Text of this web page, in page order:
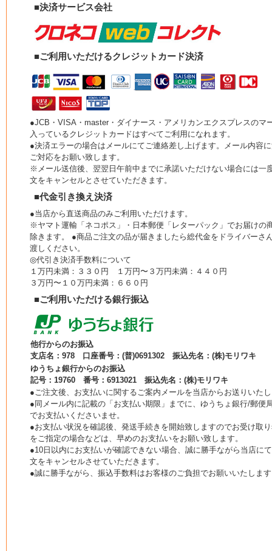
■決済サービス会社
■ご利用いただけるクレジットカード決済
●JCB・VISA・master・ダイナース・アメリカンエクスプレスのマ
入っているクレジットカードはすべてご利用になれます。
●決済エラーの場合はメールにてご連絡差し上げます。メール内容
ご対応をお願い致します。
※メール送信後、翌翌日午前中までに承諾いただけない場合には一
文をキャンセルとさせていただきます。
■代金引き換え決済
●当店から直送商品のみご利用いただけます。
※ヤマト運輸「ネコポス」・日本郵便「レターパック」でお届けの
除きます。 ●商品ご注文の品が届きましたら総代金をドライバーさ
渡しください。
◎代引き決済手数料について
１万円未満：３３０円 １万円〜３万円未満：４４０円
３万円〜１０万円未満：６６０円
■ご利用いただける銀行振込
他行からのお振込
支店名：978 口座番号：(普)0691302 振込先名：(株)モリワキ
ゆうちょ銀行からのお振込
記号：19760 番号：6913021 振込先名：(株)モリワキ
●ご注文後、お支払いに関するご案内メールを当店からお送りいた
●同メール内に記載の「お支払い期限」までに、ゆうちょ銀行/郵便
でお支払いくださいませ。
●お支払い状況を確認後、発送手続きを開始致しますのでお受け取
をご指定の場合などは、早めのお支払いをお願い致します。
●10日以内にお支払いが確認できない場合、誠に勝手ながら当店に
文をキャンセルさせていただきます。
●誠に勝手ながら、振込手数料はお客様のご負担でお願いいたしま